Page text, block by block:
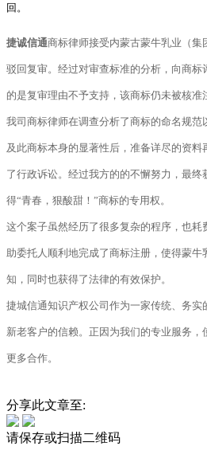
回。
捷诚信通商标律师接受内蒙古蒙牛乳业（
驳回复审。经过对审查标准的分析，向商
的是复审理由不予支持，该商标仍未被核准
我司商标律师在调查分析了商标的命名规范
及此商标本身的显著性后，准备详尽的资料
了行政诉讼。经过我方的的不懈努力，最终
得“青春，狠酸甜！”商标的专用权。
这个案子虽然经历了很多复杂的程序，也
助委托人顺利地完成了商标注册，使得蒙
知，同时也获得了法律的有效保护。
捷城信通知识产权公司作为一家传统、务
新老客户的信赖。 正因为我们的专业服务，
更多合作。
分享此文章至:
请保存或扫描二维码